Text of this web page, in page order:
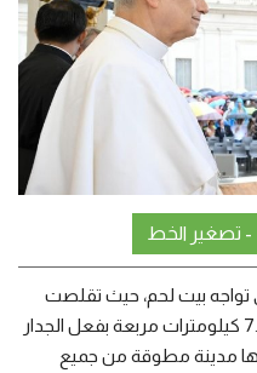
- تصغير الخط
تواجه بيت لحم، حيث تقلصت
مساحتها من 37 كيلومتراً مربعاً إلى 7.3 كيلومترات مربعة بفعل الجدار
مدينة مطوقة من جميع